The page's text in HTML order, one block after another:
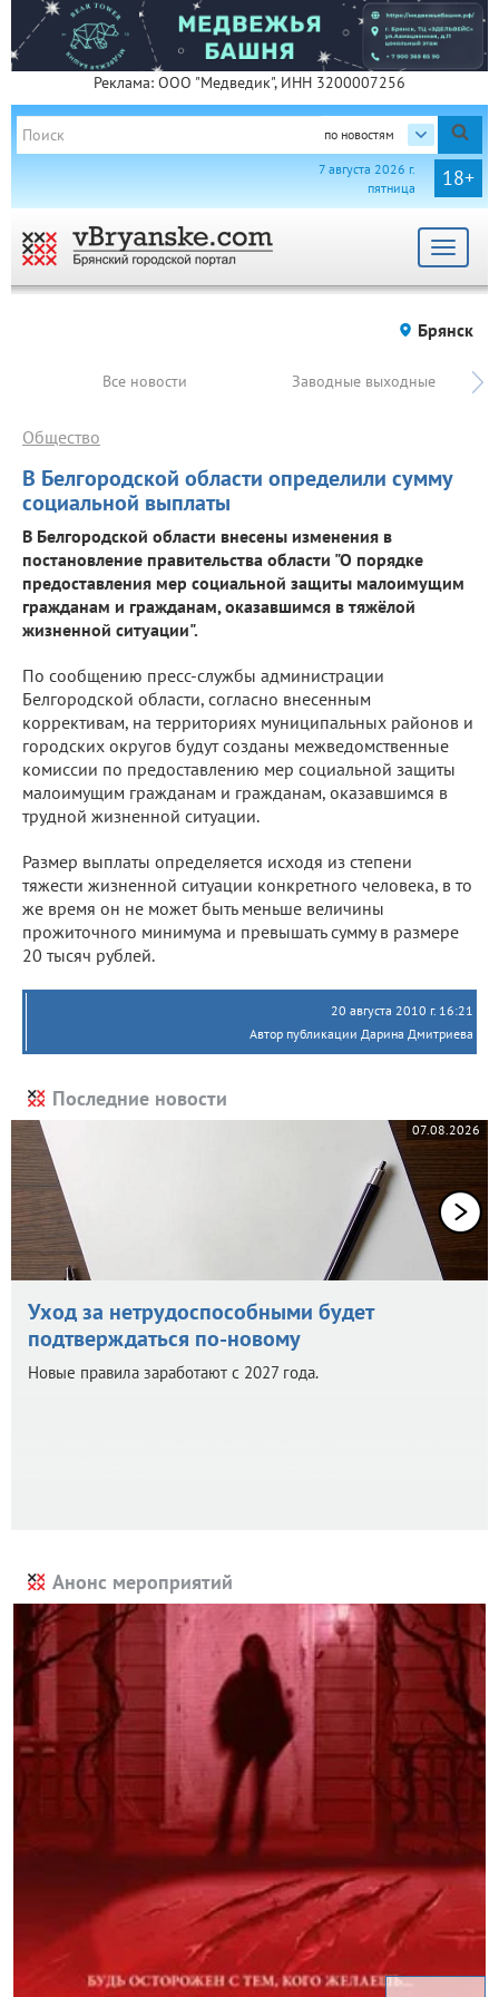
Реклама: ООО "Медведик", ИНН 3200007256
по новостям
18+
7 августа 2026 г.
пятница
Toggle
Брянск
Все новости Заводные выходные
В Белгородской области определили сумму
социальной выплаты
Общество
В Белгородской области внесены изменения в
постановление правительства области "О порядке
предоставления мер социальной защиты малоимущим
гражданам и гражданам, оказавшимся в тяжёлой
жизненной ситуации".
По сообщению пресс-службы администрации
Белгородской области, согласно внесенным
коррективам, на территориях муниципальных районов и
городских округов будут созданы межведомственные
комиссии по предоставлению мер социальной защиты
малоимущим гражданам и гражданам, оказавшимся в
трудной жизненной ситуации.
Размер выплаты определяется исходя из степени
тяжести жизненной ситуации конкретного человека, в то
же время он не может быть меньше величины
прожиточного минимума и превышать сумму в размере
20 тысяч рублей.
20 августа 2010 г. 16:21
Автор публикации Дарина Дмитриева
Последние новости
07.08.2026
Уход за нетрудоспособными будет
подтверждаться по-новому
Новые правила заработают с 2027 года.
Анонс мероприятий